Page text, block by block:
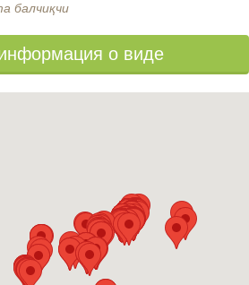
балчиқчи
о виде